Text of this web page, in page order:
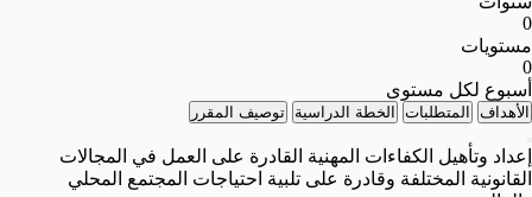
0
مستويات
0
أسبوع لكل مستوى
الأهداف المتطلبات الخطة الدراسية توصيف المقرر
إعداد وتأهيل الكفاءات المهنية القادرة على العمل في المجالات
القانونية المختلفة وقادرة على تلبية احتياجات المجتمع المحلي